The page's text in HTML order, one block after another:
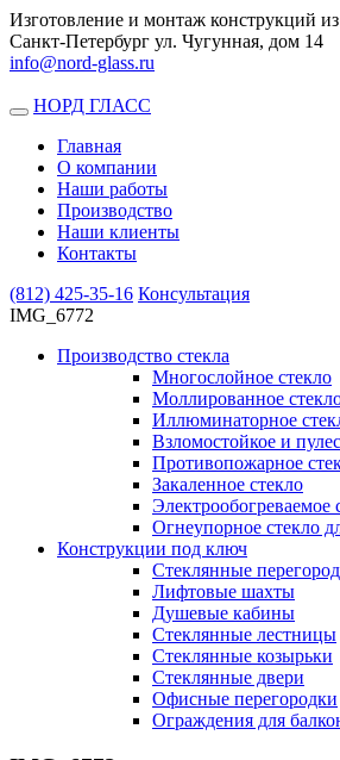
Изготовление и монтаж конструкций из
Санкт-Петербург ул. Чугунная, дом 14
info@nord-glass.ru
Toggle
navigation
НОРД ГЛАСС
Главная
О компании
Наши работы
Производство
Наши клиенты
Контакты
(812) 425-35-16 Консультация
IMG_6772
Производство стекла
Многослойное стекло
Моллированное
Иллюминаторное
Взломостойкое и
Противопожарное
Закаленное стекло
Электрообогреваемое
Огнеупорное стекло
Конструкции под ключ
Стеклянные
Лифтовые шахты
Душевые кабины
Cтеклянные лестницы
Cтеклянные козырьки
Cтеклянные двери
Офисные перегородки
Ограждения для